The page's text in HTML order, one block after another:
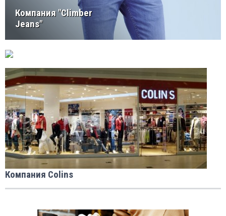
Компания "Climber
Jeans"
Компания Colins